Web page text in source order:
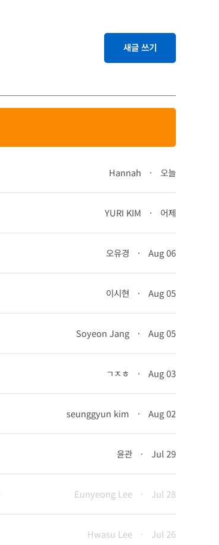
새글 쓰기
Hannah · 오늘
YURI KIM · 어제
오유경 · Aug 06
이시현 · Aug 05
Soyeon Jang · Aug 05
ㄱㅈㅎ · Aug 03
seunggyun kim · Aug 02
윤관 · Jul 29
Eunyeong Lee · Jul 28
Hwasu Lee · Jul 26